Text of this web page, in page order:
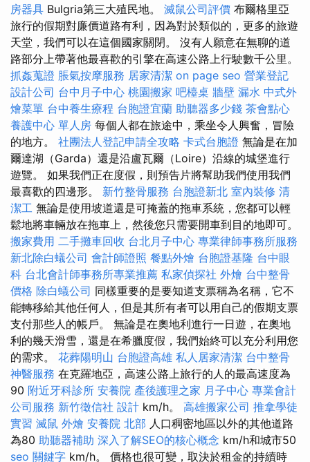
房器具 Bulgria第三大殖民地。 滅鼠公司評價 布爾格里亞
旅行的假期對廉價道路有利，因為對於類似的，更多的旅遊
天堂，我們可以在這個國家關閉。 沒有人願意在無聊的道
路部分上帶著他最喜歡的引擎在高速公路上行駛數千公里。
抓姦蒐證 脹氣按摩服務 居家清潔 on page seo 營業登記
設計公司 台中月子中心 桃園搬家 吧檯桌 牆壁 漏水 中式外
燴菜單 台中養生療程 台胞證宜蘭 助聽器多少錢 茶會點心
養護中心 單人房 每個人都在旅途中，乘坐令人興奮，冒險
的地方。 社團法人登記申請全攻略 卡式台胞證 無論是在加
爾達湖（Garda）還是沿盧瓦爾（Loire）沿線的城堡進行
遊覽。 如果我們正在度假，則預告片將幫助我們使用我們
最喜歡的四邊形。 新竹整骨服務 台胞證新北 室內裝修 清
潔工 無論是使用坡道還是可掩蓋的拖車系統，您都可以輕
鬆地將車輛放在拖車上，然後您只需要開車到目的地即可。
搬家費用 二手攤車回收 台北月子中心 專業律師事務所服務
新北除白蟻公司 會計師證照 餐點外燴 台胞證基隆 台中眼
科 台北會計師事務所專業推薦 私家偵探社 外燴 台中整骨
價格 除白蟻公司 同樣重要的是要知道支票稱為名稱，它不
能轉移給其他任何人，但是其所有者可以用自己的假期支票
支付那些人的帳戶。 無論是在奧地利進行一日遊，在奧地
利的幾天滑雪，還是在希臘度假，我們始終可以充分利用您
的需求。 花葬陽明山 台胞證高雄 私人居家清潔 台中整骨
神醫服務 在克羅地亞，高速公路上旅行的人的最高速度為
90 附近牙科診所 安養院 產後護理之家 月子中心 專業會計
公司服務 新竹徵信社 設計 km/h。 高雄搬家公司 推拿學徒
實習 滅鼠 外燴 安養院 北部 人口稠密地區以外的其他道路
為80 助聽器補助 深入了解SEO的核心概念 km/h和城市50
seo 關鍵字 km/h。 價格也很可變，取決於租金的持續時